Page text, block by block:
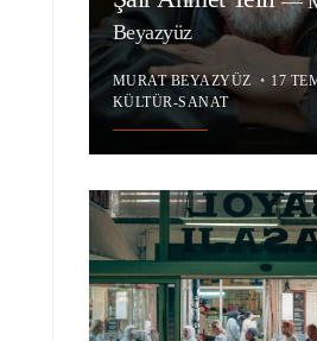
Beyazyüz
MURAT BEYAZYÜZ • 17
KÜLTÜR-SANAT